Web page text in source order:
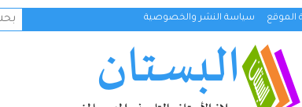
الموقع سياسة النشر والخصوصية
عن: